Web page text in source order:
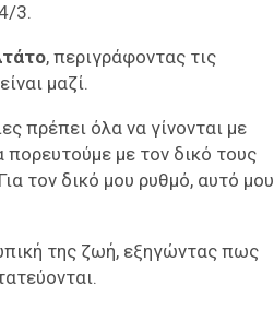
3.
, περιγράφοντας τις
μαζί.
πρέπει όλα να γίνονται με
πορευτούμε με τον δικό τους
τον δικό μου ρυθμό, αυτό μου
της ζωή, εξηγώντας πως